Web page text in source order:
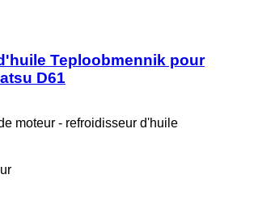
Teploobmennik pour
D61
moteur - refroidisseur d'huile